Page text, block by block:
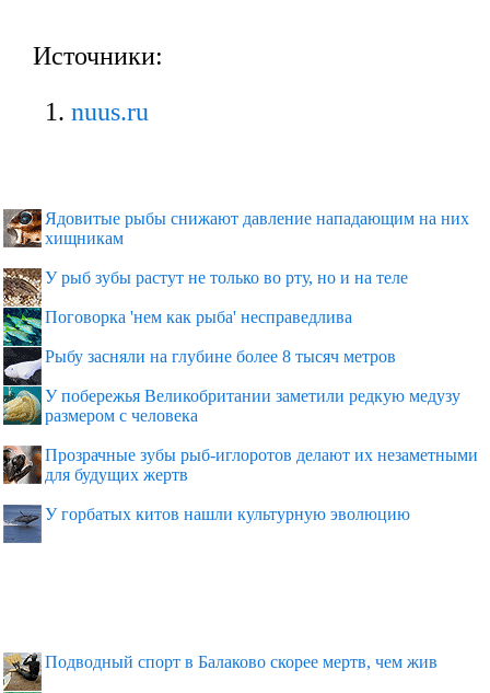
Источники:
nuus.ru
Ядовитые рыбы снижают давление нападающим на них
хищникам
У рыб зубы растут не только во рту, но и на теле
Поговорка 'нем как рыба' несправедлива
Рыбу засняли на глубине более 8 тысяч метров
У побережья Великобритании заметили редкую медузу
размером с человека
Прозрачные зубы рыб-иглоротов делают их незаметными
для будущих жертв
У горбатых китов нашли культурную эволюцию
Подводный спорт в Балаково скорее мертв, чем жив